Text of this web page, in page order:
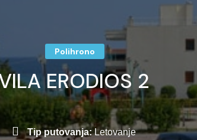
ERODIOS 2
Polihrono
Tip putovanja:Letovanje